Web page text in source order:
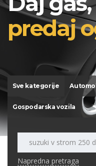
predaj
Sve kategorije
Gospodarska vozila
Napredna pretraga